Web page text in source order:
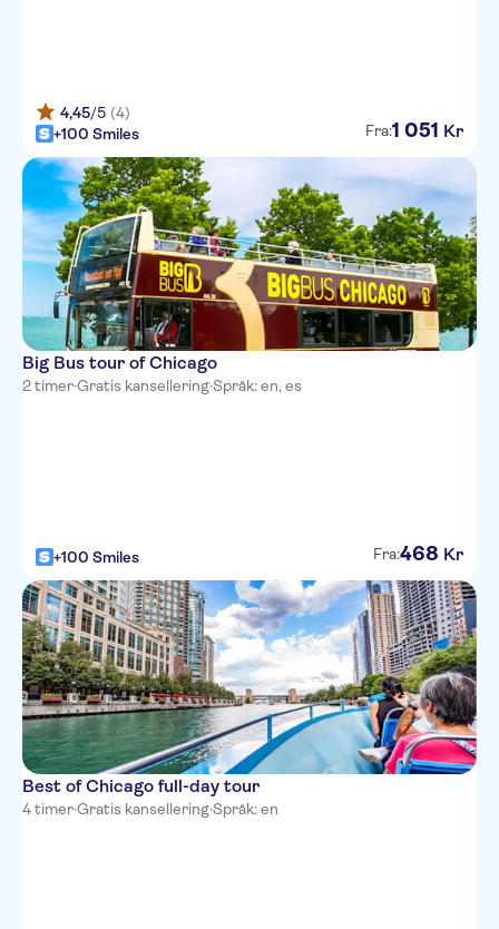
4,45/5 (4)
+100 Smiles
Fra:1 051 Kr
Big Bus tour of Chicago
2 timer·Gratis kansellering·Språk: en, es
+100 Smiles Fra:468 Kr
Best of Chicago full-day tour
4 timer·Gratis kansellering·Språk: en